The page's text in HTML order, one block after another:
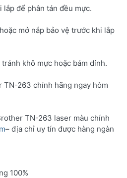
để phân tán đều mực.
mở nắp bảo vệ trước khi lắp
khô mực hoặc bám dính.
TN-263 chính hãng ngay hôm
TN-263 laser màu chính
– địa chỉ uy tín được hàng ngàn
100%